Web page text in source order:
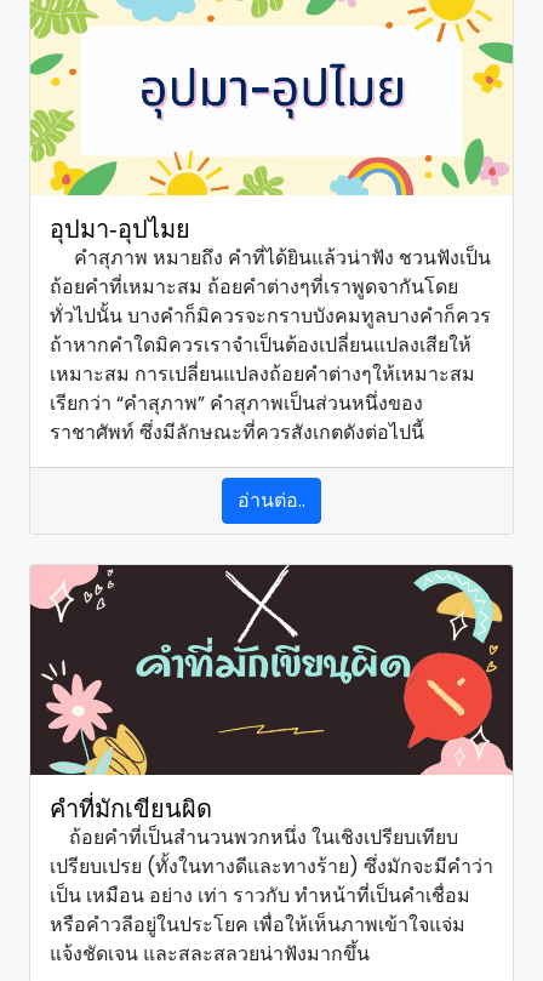
อุปมา-อุปไมย
คำสุภาพ หมายถึง คำที่ได้ยินแล้วน่าฟัง ชวนฟังเป็น
ถ้อยคำที่เหมาะสม ถ้อยคำต่างๆที่เราพูดจากันโดย
ทั่วไปนั้น บางคำก็มิควรจะกราบบังคมทูลบางคำก็ควร
ถ้าหากคำใดมิควรเราจำเป็นต้องเปลี่ยนแปลงเสียให้
เหมาะสม การเปลี่ยนแปลงถ้อยคำต่างๆให้เหมาะสม
เรียกว่า “คำสุภาพ” คำสุภาพเป็นส่วนหนึ่งของ
ราชาศัพท์ ซึ่งมีลักษณะที่ควรสังเกตดังต่อไปนี้
อ่านต่อ..
คำที่มักเขียนผิด
ถ้อยคำที่เป็นสำนวนพวกหนึ่ง ในเชิงเปรียบเทียบ
เปรียบเปรย (ทั้งในทางดีและทางร้าย) ซึ่งมักจะมีคำว่า
เป็น เหมือน อย่าง เท่า ราวกับ ทำหน้าที่เป็นคำเชื่อม
หรือคำวลีอยู่ในประโยค เพื่อให้เห็นภาพเข้าใจแจ่ม
แจ้งชัดเจน และสละสลวยน่าฟังมากขึ้น